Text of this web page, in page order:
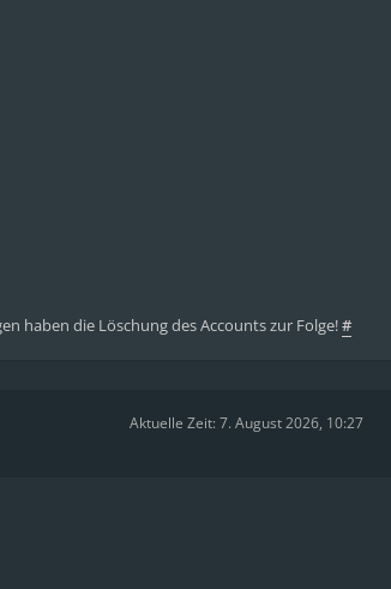
haben die Löschung des Accounts zur Folge!#
Aktuelle Zeit: 7. August 2026, 10:27